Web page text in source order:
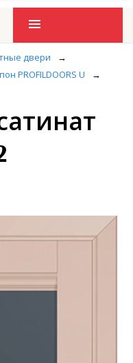
Промо товары
двери
→
PROFILDOORS U
→